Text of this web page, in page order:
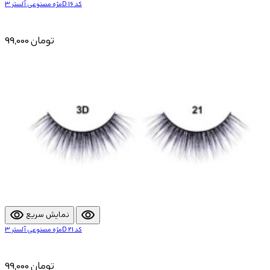
مژه مصنوعی آلستر 3D کد 16
99,000 تومان
visibility نمایش سریع visibility
مژه مصنوعی آلستر 3D کد 21
99,000 تومان